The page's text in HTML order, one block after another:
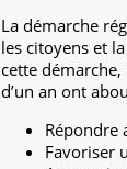
La démarche
les citoyens et
cette
d’un an ont
Répondre
Favoriser